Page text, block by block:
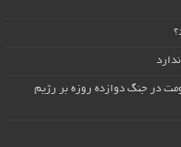
در جنگ دوازده روزه بر رژیم